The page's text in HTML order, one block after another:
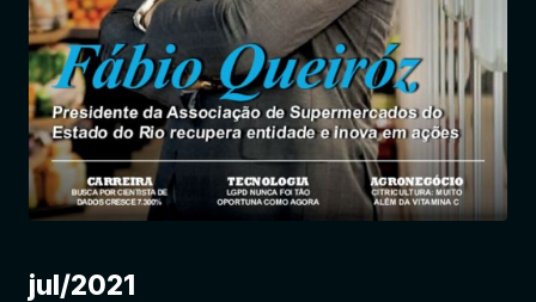
jul/2021